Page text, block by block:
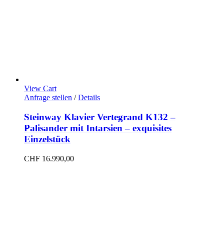
View Cart
Anfrage stellen / Details
Steinway Klavier Vertegrand K132 –
Palisander mit Intarsien – exquisites
Einzelstück
CHF 16.990,00